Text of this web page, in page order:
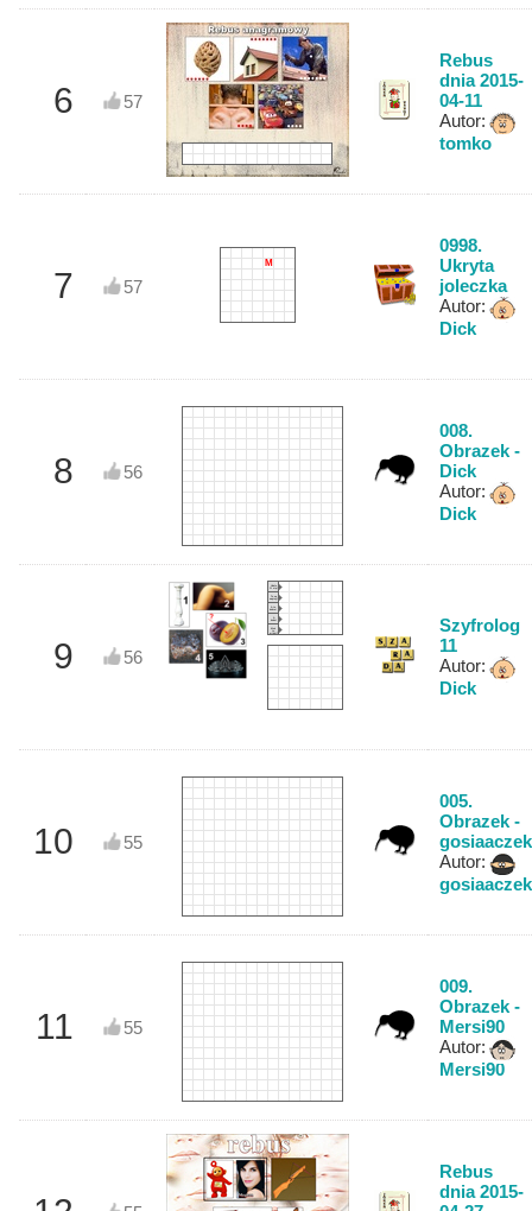
6 57
Rebus
dnia 2015-
04-11
Autor:
tomko
7 57
M
0998.
Ukryta
joleczka
Autor:
Dick
8 56
008.
Obrazek -
Dick
Autor:
Dick
9 56
Szyfrolog
11
Autor:
Dick
10 55
005.
Obrazek -
gosiaaczek
Autor:
gosiaaczek
11 55
009.
Obrazek -
Mersi90
Autor:
Mersi90
Rebus
dnia 2015-